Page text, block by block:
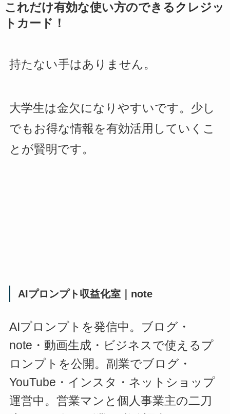
これだけ有効な使い方のできるクレジッ
トカード！
持たない手はありません。
大学生は金欠になりやすいです。少し
でもお得な情報を有効活用していくこ
とが賢明です。
AIプロンプト収益化室｜note
AIプロンプトを発信中。ブログ・
note・動画生成・ビジネスで使えるプ
ロンプトを公開。副業でブログ・
YouTube・インスタ・ネットショップ
運営中。営業マンと個人事業主の二刀